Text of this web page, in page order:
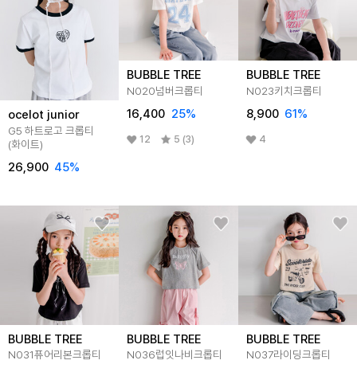
ocelot junior
G5 하트로고 크롭티
(화이트)
26,900 45%
BUBBLE TREE
N020넘버크롭티
16,400 25%
12 5 (3)
BUBBLE TREE
N023키치크롭티
8,900 61%
4
BUBBLE TREE
N031퓨어리본크롭티
BUBBLE TREE
N036럽잇나비크롭티
BUBBLE TREE
N037라이딩크롭티